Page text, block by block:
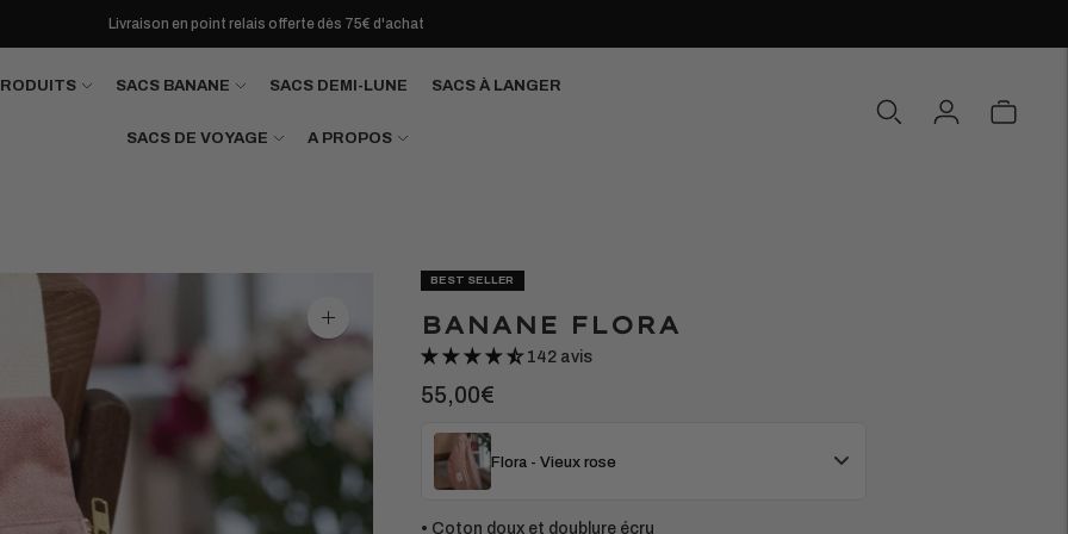
Livraison en point relais offerte dès 75€ d'achat
SACS BANANE SACS DEMI-LUNE SACS À LANGER
SACS DE VOYAGE A PROPOS
Agrandir
l'image
BEST SELLER
BANANE FLORA
142 avis
55,00€
Flora - Vieux rose
• Coton doux et doublure écru